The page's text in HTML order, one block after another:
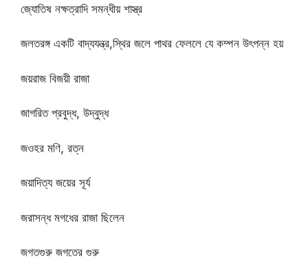
জ্যোতিষ নক্ষত্রাদি সমন্ধীয় শাস্ত্র
জলতরঙ্গ একটি বাদ্যযন্ত্র,স্থির জলে পাথর ফেললে যে কম্পন উৎপন্ন হয়
জয়রাজ বিজয়ী রাজা
জাগরিত প্রবুদ্ধ, উদ্বুদ্ধ
জওহর মণি, রত্ন
জয়াদিত্য জয়ের সূর্য
জরাসন্ধ মগধের রাজা ছিলেন
জগতগুরু জগতের গুরু